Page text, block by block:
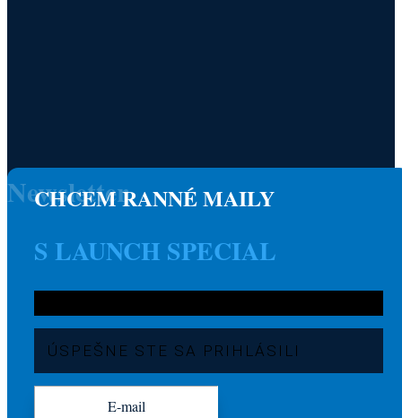
CHCEM RANNÉ MAILY
S LAUNCH SPECIAL
Newsletter
ÚSPEŠNE STE SA PRIHLÁSILI